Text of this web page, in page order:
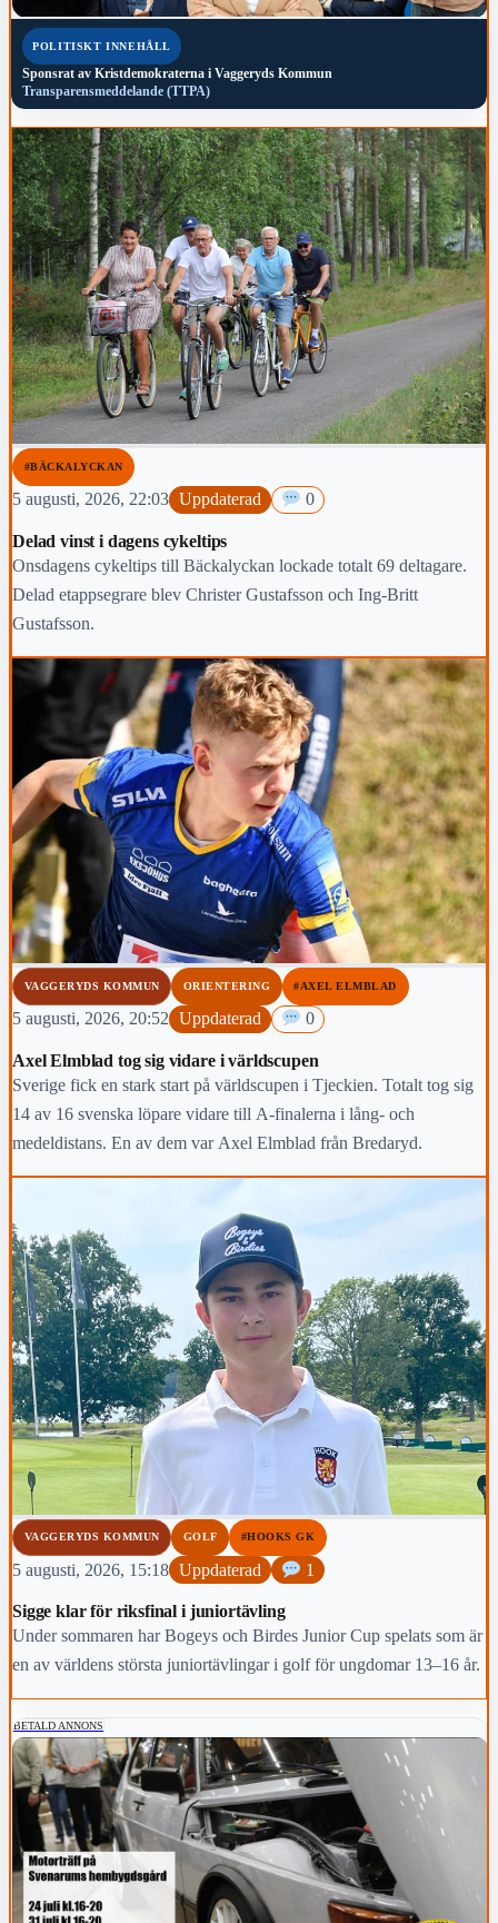
POLITISKT INNEHÅLL
Sponsrat av Kristdemokraterna i Vaggeryds Kommun
Transparensmeddelande (TTPA)
#BÄCKALYCKAN
5 augusti, 2026, 22:03 Uppdaterad 0
Delad vinst i dagens cykeltips
Onsdagens cykeltips till Bäckalyckan lockade totalt 69 deltagare.
Delad etappsegrare blev Christer Gustafsson och Ing-Britt
Gustafsson.
VAGGERYDS KOMMUN ORIENTERING #AXEL ELMBLAD
5 augusti, 2026, 20:52 Uppdaterad 0
Axel Elmblad tog sig vidare i världscupen
Sverige fick en stark start på världscupen i Tjeckien. Totalt tog sig
14 av 16 svenska löpare vidare till A-finalerna i lång- och
medeldistans. En av dem var Axel Elmblad från Bredaryd.
VAGGERYDS KOMMUN GOLF #HOOKS GK
5 augusti, 2026, 15:18 Uppdaterad 1
Sigge klar för riksfinal i juniortävling
Under sommaren har Bogeys och Birdes Junior Cup spelats som är
en av världens största juniortävlingar i golf för ungdomar 13–16 år.
BETALD ANNONS